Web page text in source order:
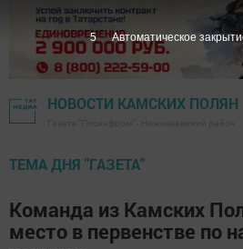
НОВОСТИ КАМСКИХ ПОЛЯН
ТЕМА ДНЯ "ГАЗЕТА"
Команда из Камских
место в первенстве по
4 Автоматическое